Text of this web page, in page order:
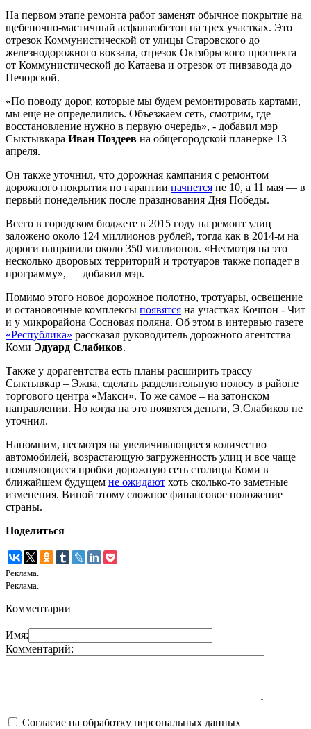
На первом этапе ремонта работ заменят обычное покрытие на
щебеночно-мастичный асфальтобетон на трех участках. Это
отрезок Коммунистической от улицы Старовского до
железнодорожного вокзала, отрезок Октябрьского проспекта
от Коммунистической до Катаева и отрезок от пивзавода до
Печорской.
«По поводу дорог, которые мы будем ремонтировать картами,
мы еще не определились. Объезжаем сеть, смотрим, где
восстановление нужно в первую очередь», - добавил мэр
Сыктывкара Иван Поздеев на общегородской планерке 13
апреля.
Он также уточнил, что дорожная кампания с ремонтом
дорожного покрытия по гарантии начнется не 10, а 11 мая — в
первый понедельник после празднования Дня Победы.
Всего в городском бюджете в 2015 году на ремонт улиц
заложено около 124 миллионов рублей, тогда как в 2014-м на
дороги направили около 350 миллионов. «Несмотря на это
несколько дворовых территорий и тротуаров также попадет в
программу», — добавил мэр.
Помимо этого новое дорожное полотно, тротуары, освещение
и остановочные комплексы появятся на участках Кочпон - Чит
и у микрорайона Сосновая поляна. Об этом в интервью газете
«Республика» рассказал руководитель дорожного агентства
Коми Эдуард Слабиков.
Также у дорагентства есть планы расширить трассу
Сыктывкар – Эжва, сделать разделительную полосу в районе
торгового центра «Макси». То же самое – на затонском
направлении. Но когда на это появятся деньги, Э.Слабиков не
уточнил.
Напомним, несмотря на увеличивающиеся количество
автомобилей, возрастающую загруженность улиц и все чаще
появляющиеся пробки дорожную сеть столицы Коми в
ближайшем будущем не ожидают хоть сколько-то заметные
изменения. Виной этому сложное финансовое положение
страны.
Поделиться
Реклама.
Реклама.
Комментарии
Имя:
Комментарий:
Согласие на обработку персональных данных